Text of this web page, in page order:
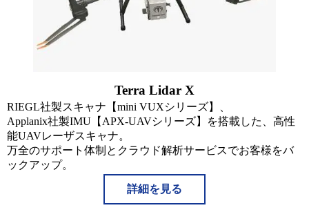
Terra Lidar X
RIEGL社製スキャナ【mini VUXシリーズ】、
Applanix社製IMU【APX-UAVシリーズ】を搭載した、高性
能UAVレーザスキャナ。
万全のサポート体制とクラウド解析サービスでお客様をバ
ックアップ。
詳細を見る